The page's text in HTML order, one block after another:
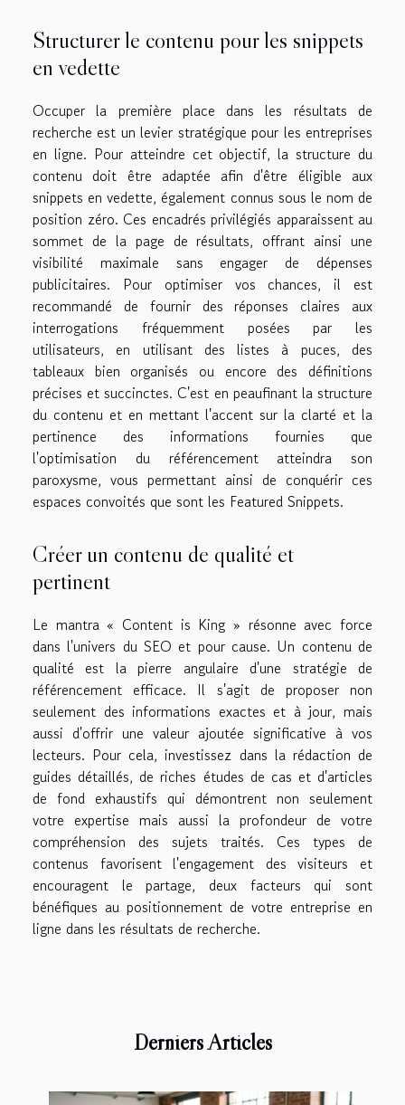
Structurer le contenu pour les snippets
en vedette
Occuper la première place dans les résultats de
recherche est un levier stratégique pour les entreprises
en ligne. Pour atteindre cet objectif, la structure du
contenu doit être adaptée afin d'être éligible aux
snippets en vedette, également connus sous le nom de
position zéro. Ces encadrés privilégiés apparaissent au
sommet de la page de résultats, offrant ainsi une
visibilité maximale sans engager de dépenses
publicitaires. Pour optimiser vos chances, il est
recommandé de fournir des réponses claires aux
interrogations fréquemment posées par les
utilisateurs, en utilisant des listes à puces, des
tableaux bien organisés ou encore des définitions
précises et succinctes. C'est en peaufinant la structure
du contenu et en mettant l'accent sur la clarté et la
pertinence des informations fournies que
l'optimisation du référencement atteindra son
paroxysme, vous permettant ainsi de conquérir ces
espaces convoités que sont les Featured Snippets.
Créer un contenu de qualité et
pertinent
Le mantra « Content is King » résonne avec force
dans l'univers du SEO et pour cause. Un contenu de
qualité est la pierre angulaire d'une stratégie de
référencement efficace. Il s'agit de proposer non
seulement des informations exactes et à jour, mais
aussi d'offrir une valeur ajoutée significative à vos
lecteurs. Pour cela, investissez dans la rédaction de
guides détaillés, de riches études de cas et d'articles
de fond exhaustifs qui démontrent non seulement
votre expertise mais aussi la profondeur de votre
compréhension des sujets traités. Ces types de
contenus favorisent l'engagement des visiteurs et
encouragent le partage, deux facteurs qui sont
bénéfiques au positionnement de votre entreprise en
ligne dans les résultats de recherche.
Derniers Articles